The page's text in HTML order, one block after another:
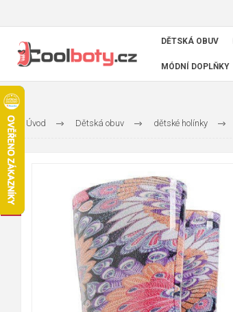
DĚTSKÁ OBUV
MÓDNÍ DOPLŇKY
Úvod Dětská obuv dětské holínky